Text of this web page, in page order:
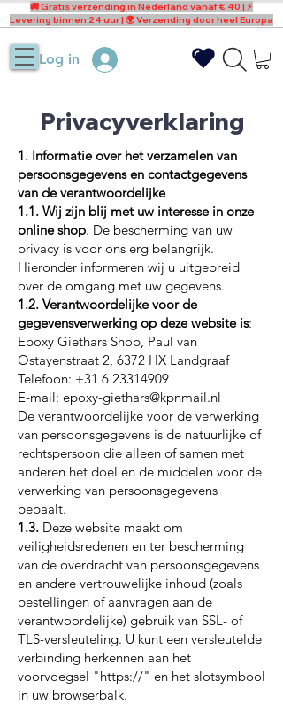
Log in
🚚 Gratis verzending in Nederland vanaf € 40 | ⚡
Levering binnen 24 uur | 🌍 Verzending door heel Europa
Privacyverklaring
1. Informatie over het verzamelen van
persoonsgegevens en contactgegevens
van de verantwoordelijke
1.1. Wij zijn blij met uw interesse in onze
online shop. De bescherming van uw
privacy is voor ons erg belangrijk.
Hieronder informeren wij u uitgebreid
over de omgang met uw gegevens.
1.2. Verantwoordelijke voor de
gegevensverwerking op deze website is:
Epoxy Giethars Shop, Paul van
Ostayenstraat 2, 6372 HX Landgraaf
Telefoon: +31 6 23314909
E-mail: epoxy-giethars@kpnmail.nl
De verantwoordelijke voor de verwerking
van persoonsgegevens is de natuurlijke of
rechtspersoon die alleen of samen met
anderen het doel en de middelen voor de
verwerking van persoonsgegevens
bepaalt.
1.3. Deze website maakt om
veiligheidsredenen en ter bescherming
van de overdracht van persoonsgegevens
en andere vertrouwelijke inhoud (zoals
bestellingen of aanvragen aan de
verantwoordelijke) gebruik van SSL- of
TLS-versleuteling. U kunt een versleutelde
verbinding herkennen aan het
voorvoegsel "https://" en het slotsymbool
in uw browserbalk.